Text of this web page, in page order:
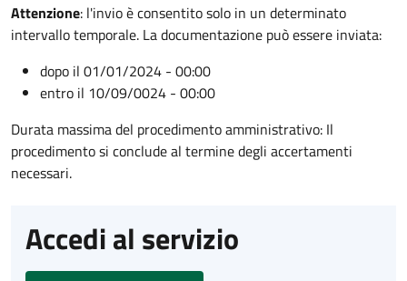
Attenzione: l'invio è consentito solo in un determinato
intervallo temporale. La documentazione può essere inviata:
dopo il 01/01/2024 - 00:00
entro il 10/09/0024 - 00:00
Durata massima del procedimento amministrativo: Il
procedimento si conclude al termine degli accertamenti
necessari.
Accedi al servizio